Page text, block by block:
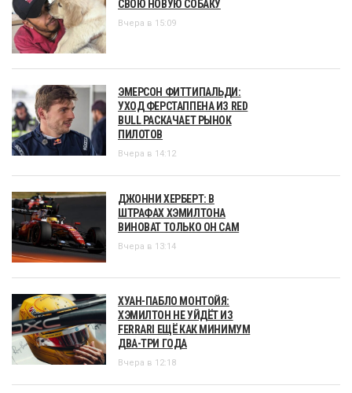
СВОЮ НОВУЮ СОБАКУ
Вчера в 15:09
ЭМЕРСОН ФИТТИПАЛЬДИ:
УХОД ФЕРСТАППЕНА ИЗ RED
BULL РАСКАЧАЕТ РЫНОК
ПИЛОТОВ
Вчера в 14:12
ДЖОННИ ХЕРБЕРТ: В
ШТРАФАХ ХЭМИЛТОНА
ВИНОВАТ ТОЛЬКО ОН САМ
Вчера в 13:14
ХУАН-ПАБЛО МОНТОЙЯ:
ХЭМИЛТОН НЕ УЙДЁТ ИЗ
FERRARI ЕЩЁ КАК МИНИМУМ
ДВА-ТРИ ГОДА
Вчера в 12:18